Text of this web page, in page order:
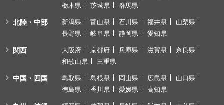
栃木県
茨城県 群馬県
北陸・中部 新潟県 富山県 石川県 福井県
山梨県
長野県
岐阜県 静岡県 愛知県
関西 大阪府 京都府 兵庫県 滋賀県
奈良県
和歌山県
三重県
中国・四国 鳥取県 島根県 岡山県 広島県
山口県
徳島県
香川県 愛媛県 高知県